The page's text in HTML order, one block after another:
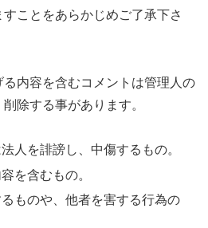
ことをあらかじめご了承下さ
内容を含むコメントは管理人の
除する事があります。
人を誹謗し、中傷するもの。
を含むもの。
ものや、他者を害する行為の